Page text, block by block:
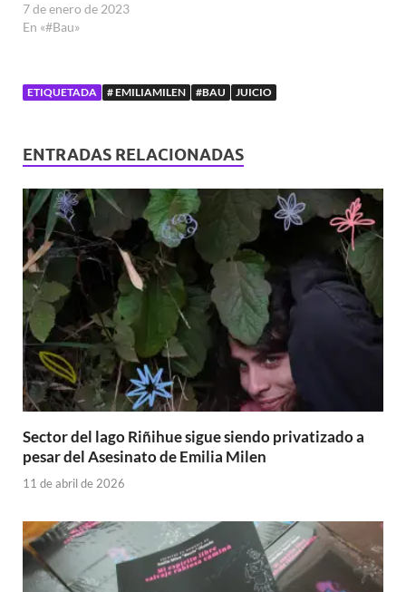
7 de enero de 2023
En «#Bau»
ETIQUETADA # EMILIAMILEN #BAU JUICIO
ENTRADAS RELACIONADAS
Sector del lago Riñihue sigue siendo privatizado a
pesar del Asesinato de Emilia Milen
11 de abril de 2026